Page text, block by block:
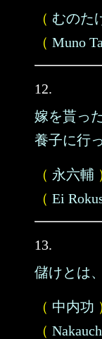
（ むのた
（ Muno
12.
嫁を貰っ
養子に行
（ 永六輔
（ Ei
13.
儲けとは
（ 中内功
（